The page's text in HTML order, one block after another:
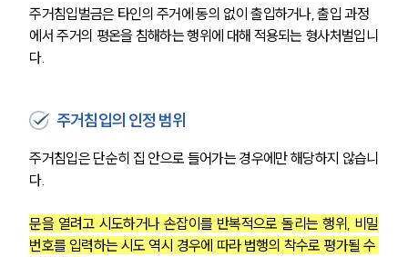
주거침입벌금은 타인의 주거에 동의 없이 출입하거나, 출입 과정
에서 주거의 평온을 침해하는 행위에 대해 적용되는 형사처벌입니
다.
주거침입의 인정 범위
주거침입은 단순히 집 안으로 들어가는 경우에만 해당하지 않습니
다.
문을 열려고 시도하거나 손잡이를 반복적으로 돌리는 행위, 비밀
번호를 입력하는 시도 역시 경우에 따라 범행의 착수로 평가될 수